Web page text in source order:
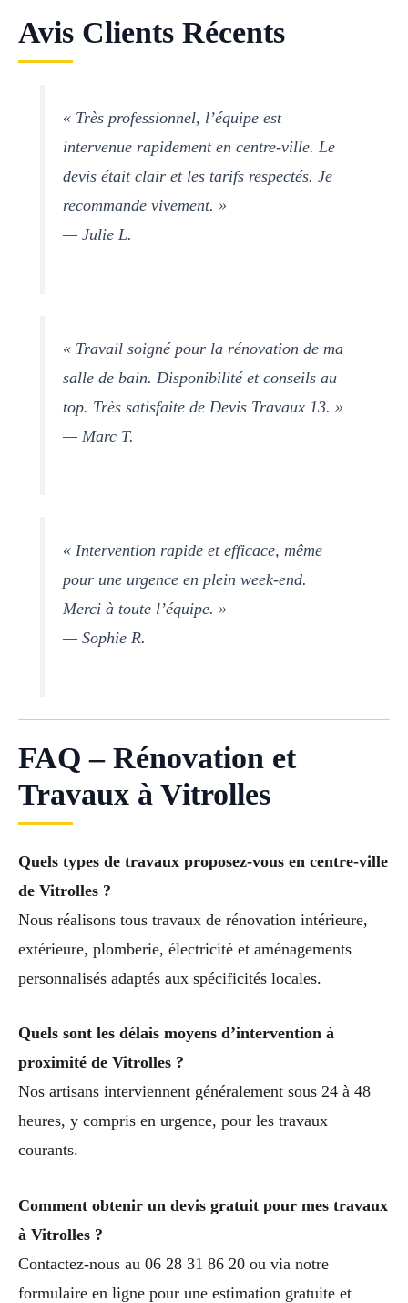
Avis Clients Récents
« Très professionnel, l’équipe est
intervenue rapidement en centre-ville. Le
devis était clair et les tarifs respectés. Je
recommande vivement. »
— Julie L.
« Travail soigné pour la rénovation de ma
salle de bain. Disponibilité et conseils au
top. Très satisfaite de Devis Travaux 13. »
— Marc T.
« Intervention rapide et efficace, même
pour une urgence en plein week-end.
Merci à toute l’équipe. »
— Sophie R.
FAQ – Rénovation et
Travaux à Vitrolles
Quels types de travaux proposez-vous en centre-ville
de Vitrolles ?
Nous réalisons tous travaux de rénovation intérieure,
extérieure, plomberie, électricité et aménagements
personnalisés adaptés aux spécificités locales.
Quels sont les délais moyens d’intervention à
proximité de Vitrolles ?
Nos artisans interviennent généralement sous 24 à 48
heures, y compris en urgence, pour les travaux
courants.
Comment obtenir un devis gratuit pour mes travaux
à Vitrolles ?
Contactez-nous au 06 28 31 86 20 ou via notre
formulaire en ligne pour une estimation gratuite et